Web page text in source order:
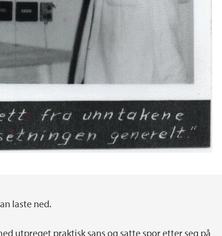
laste ned.
utpreget praktisk sans og satte spor etter seg på